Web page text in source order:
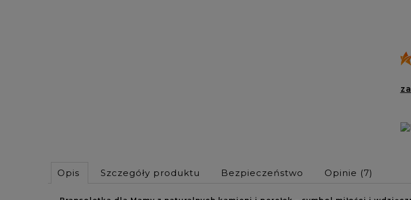
Opis Szczegóły produktu Bezpieczeństwo Opinie (7)